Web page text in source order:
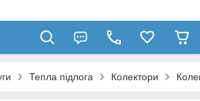
Тепла підлога Колектори